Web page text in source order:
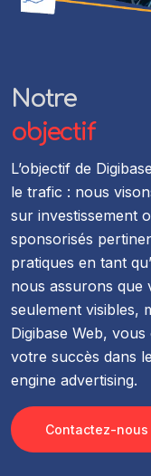
Notre
objectif
L’objectif de
le trafic : nous
sur investissement
sponsorisés
pratiques en tant
nous assurons que
seulement visibles,
Digibase Web,
votre succès dans
engine advertising.
Contactez-nous